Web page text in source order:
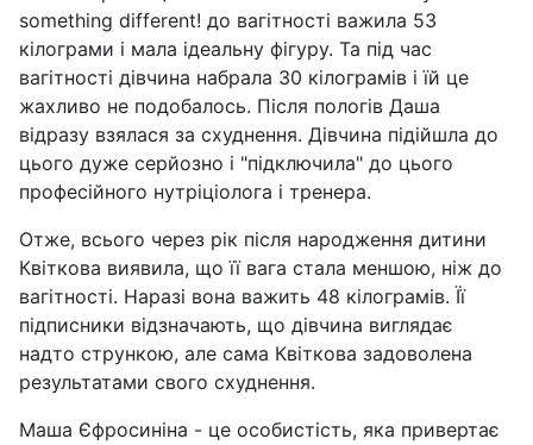
something different! до вагітності важила 53
кілограми і мала ідеальну фігуру. Та під час
вагітності дівчина набрала 30 кілограмів і їй це
жахливо не подобалось. Після пологів Даша
відразу взялася за схуднення. Дівчина підійшла до
цього дуже серйозно і "підключила" до цього
професійного нутріціолога і тренера.
Отже, всього через рік після народження дитини
Квіткова виявила, що її вага стала меншою, ніж до
вагітності. Наразі вона важить 48 кілограмів. Її
підписники відзначають, що дівчина виглядає
надто стрункою, але сама Квіткова задоволена
результатами свого схуднення.
Маша Єфросиніна - це особистість, яка привертає